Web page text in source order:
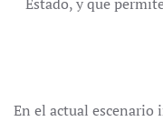
En el actual